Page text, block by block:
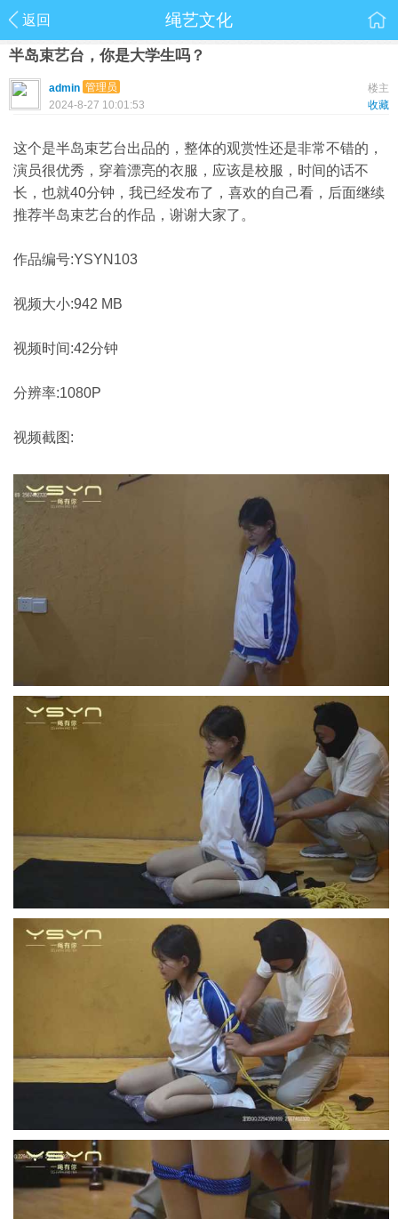
返回 绳艺文化
半岛束艺台，你是大学生吗？
楼主
admin 管理员
收藏
2024-8-27 10:01:53
这个是半岛束艺台出品的，整体的观赏性还是非常不错的，
演员很优秀，穿着漂亮的衣服，应该是校服，时间的话不
长，也就40分钟，我已经发布了，喜欢的自己看，后面继续
推荐半岛束艺台的作品，谢谢大家了。
作品编号:YSYN103
视频大小:942 MB
视频时间:42分钟
分辨率:1080P
视频截图: